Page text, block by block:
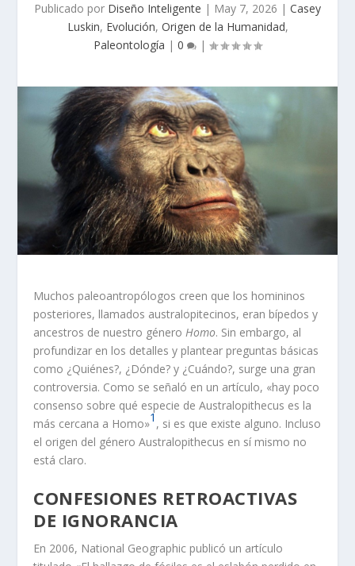
Publicado por Diseño Inteligente | May 7, 2026 | Casey
Luskin, Evolución, Origen de la Humanidad,
Paleontología | 0 |
Muchos paleoantropólogos creen que los homininos
posteriores, llamados australopitecinos, eran bípedos y
ancestros de nuestro géneroHomo. Sin embargo, al
profundizar en los detalles y plantear preguntas básicas
como ¿Quiénes?, ¿Dónde? y ¿Cuándo?, surge una gran
controversia. Como se señaló en un artículo, «hay poco
consenso sobre qué especie de Australopithecus es la
más cercana a Homo»1, si es que existe alguno. Incluso
el origen del género Australopithecus en sí mismo no
está claro.
CONFESIONES RETROACTIVAS
DE IGNORANCIA
En 2006, National Geographic publicó un artículo